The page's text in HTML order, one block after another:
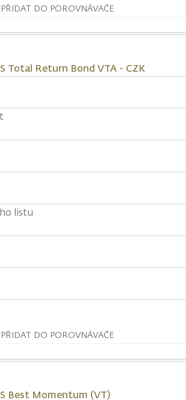
PŘIDAT DO POROVNÁVAČE
Total Return Bond VTA - CZK
listu
PŘIDAT DO POROVNÁVAČE
Best Momentum (VT)